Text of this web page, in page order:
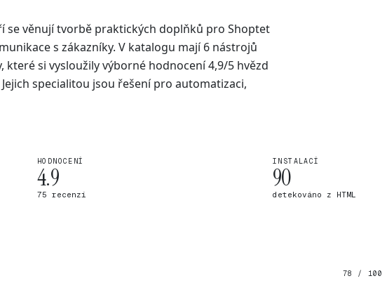
se věnují tvorbě praktických doplňků pro Shoptet
s zákazníky. V katalogu mají 6 nástrojů
si vysloužily výborné hodnocení 4,9/5 hvězd
specialitou jsou řešení pro automatizaci,
HODNOCENÍ
4.9
75 recenzí
INSTALACÍ
90
detekováno z HTML
78 / 100